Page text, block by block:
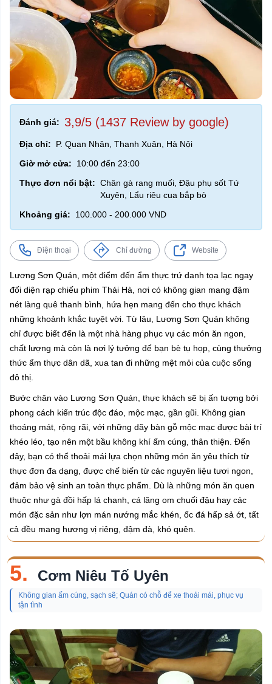
Đánh giá: 3,9/5 (1437 Review by google)
Địa chỉ:
P. Quan Nhân, Thanh Xuân, Hà Nội
Giờ mở cửa:
10:00 đến 23:00
Thực đơn nổi bật: Chân gà rang muối, Đậu phụ sốt Tứ
Xuyên, Lẩu riêu cua bắp bò
Khoảng giá:
100.000 - 200.000 VND
Điện thoại Chỉ đường Website
Lương Sơn Quán, một điểm đến ẩm thực trứ danh tọa lạc ngay
đối diện rạp chiếu phim Thái Hà, nơi có không gian mang đậm
nét làng quê thanh bình, hứa hẹn mang đến cho thực khách
những khoảnh khắc tuyệt vời. Từ lâu, Lương Sơn Quán không
chỉ được biết đến là một nhà hàng phục vụ các món ăn ngon,
chất lượng mà còn là nơi lý tưởng để bạn bè tụ họp, cùng thưởng
thức ẩm thực dân dã, xua tan đi những mệt mỏi của cuộc sống
đô thị.
Bước chân vào Lương Sơn Quán, thực khách sẽ bị ấn tượng bởi
phong cách kiến trúc độc đáo, mộc mạc, gần gũi. Không gian
thoáng mát, rộng rãi, với những dãy bàn gỗ mộc mạc được bài trí
khéo léo, tạo nên một bầu không khí ấm cúng, thân thiện. Đến
đây, bạn có thể thoải mái lựa chọn những món ăn yêu thích từ
thực đơn đa dạng, được chế biến từ các nguyên liệu tươi ngon,
đảm bảo vệ sinh an toàn thực phẩm. Dù là những món ăn quen
thuộc như gà đồi hấp lá chanh, cá lăng om chuối đậu hay các
món đặc sản như lợn mán nướng mắc khén, ốc đá hấp sả ớt, tất
cả đều mang hương vị riêng, đậm đà, khó quên.
5. Cơm Niêu Tố Uyên
Không gian ấm cúng, sạch sẽ; Quán có chỗ để xe thoải mái, phục vụ
tận tình